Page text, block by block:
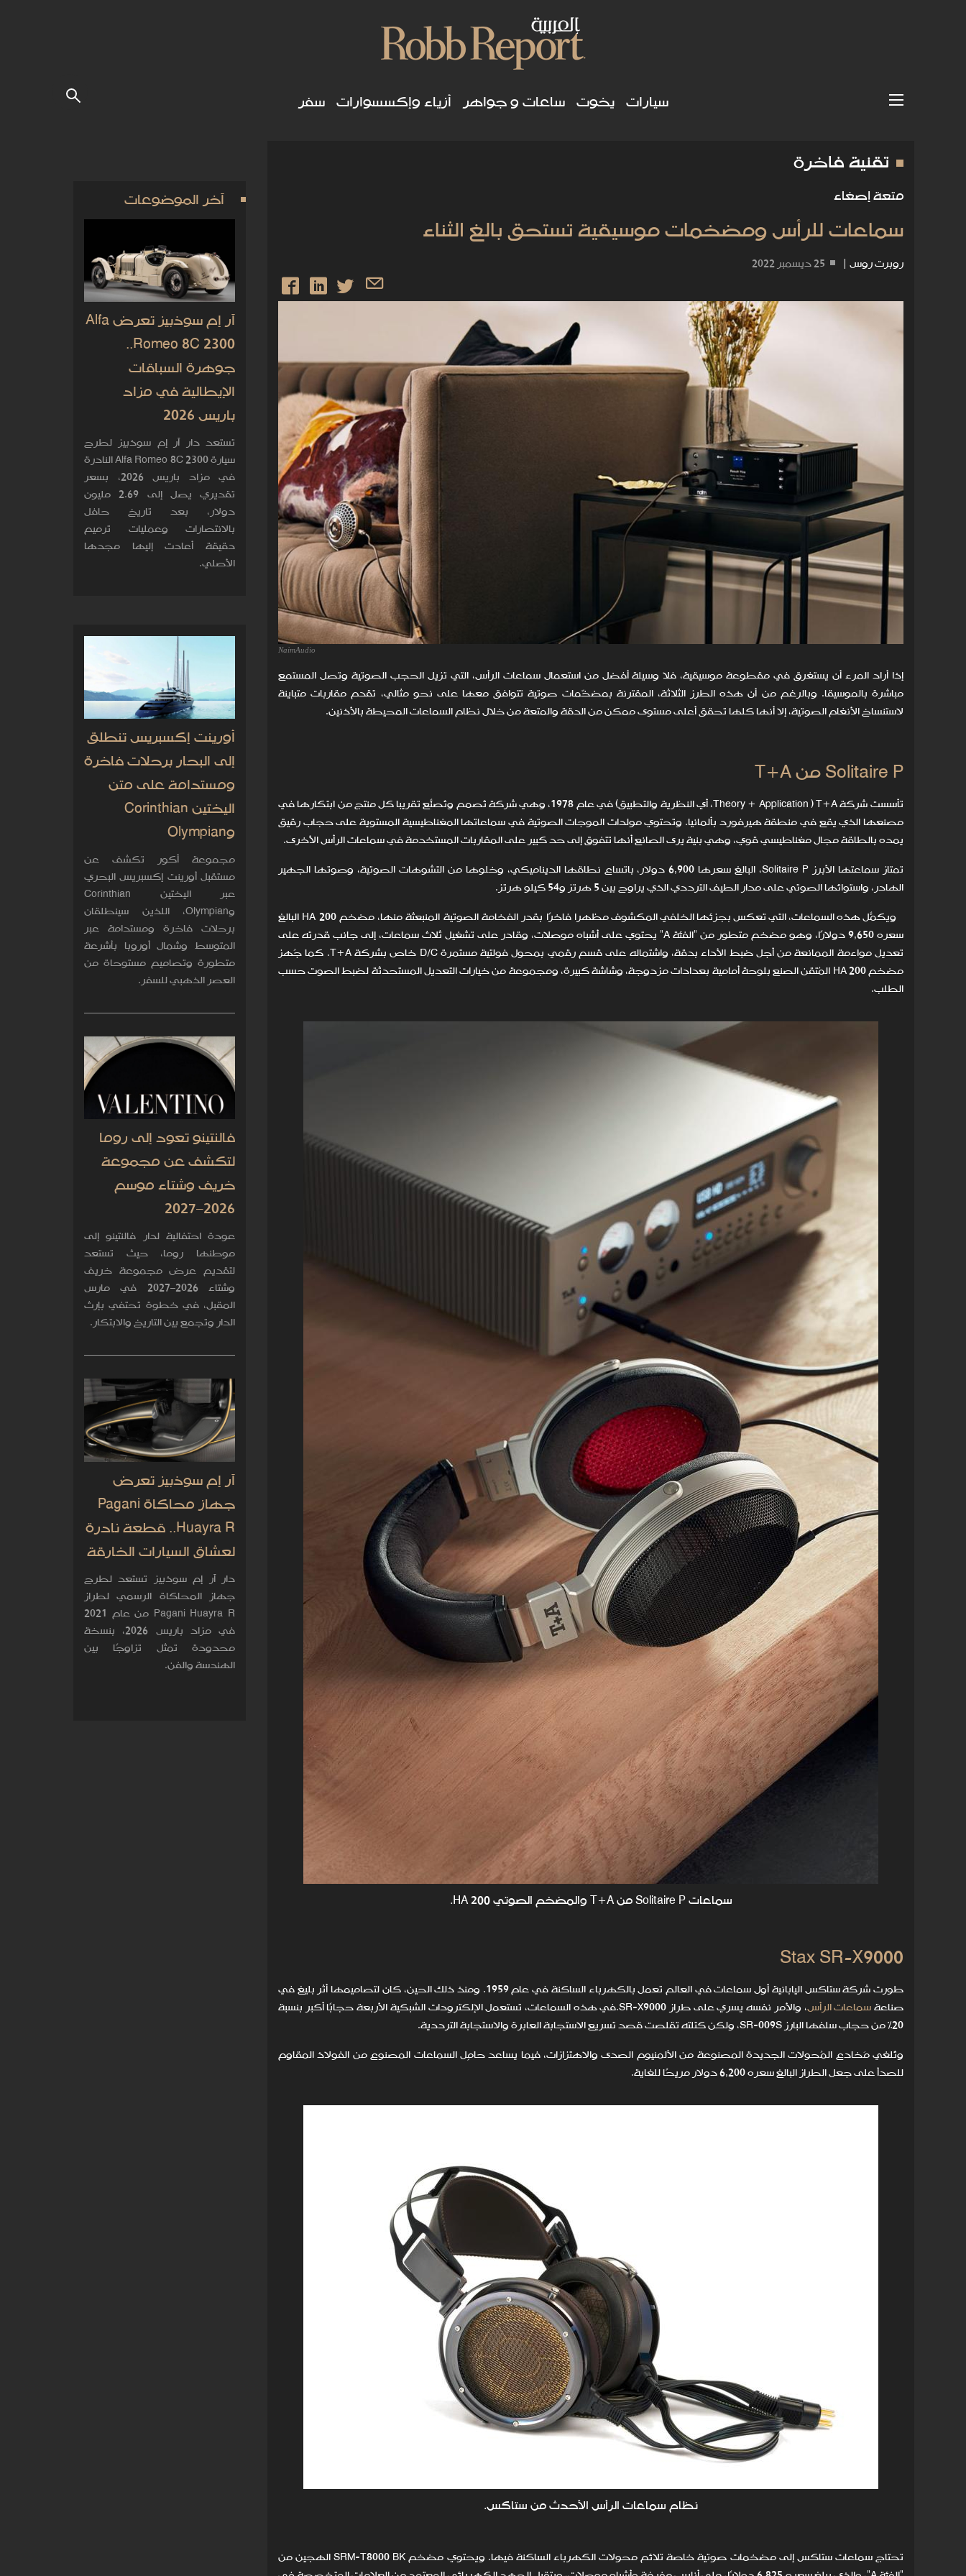
سيارات يخوت ساعات و جواهر أزياء وإكسسوارات سفر
تقنية فاخرة
متعة إصغاء
سماعات للرأس ومضخمات موسيقية تستحق بالغ الثناء
روبرت روس | 25 ديسمبر 2022
NaimAudio
إذا أراد المرء أن يستغرق في مقطوعة موسيقية، فلا وسيلة أفضل من استعمال سماعات الرأس، التي تزيل الحجب الصوتية وتصل المستمع
مباشرة بالموسيقا. وبالرغم من أن هذه الطرز الثلاثة، المقترنة بمضخّمات صوتية تتوافق معها على نحو مثالي، تقدم مقاربات متباينة
لاستنساخ الأنغام الصوتية، إلا أنها كلها تحقق أعلى مستوى ممكن من الدقة والمتعة من خلال نظام السماعات المحيطة بالأذنين.
Solitaire P من T+A
تأسست شركة T+A ( Theory + Application، أي النظرية والتطبيق) في عام 1978، وهي شركة تُصمم وتُصنّع تقريبًا كل منتج من ابتكارها في
مصنعها الذي يقع في منطقة هيرفورد بألمانيا. وتحتوي مولدات الموجات الصوتية في سماعاتها المغناطيسية المستوية على حجاب رقيق
يمده بالطاقة مجال مغناطيسي قوي، وهي بنية يرى الصانع أنها تتفوق إلى حد كبير على المقاربات المستخدمة في سماعات الرأس الأخرى.
تمتاز سماعتها الأبرز Solitaire P، البالغ سعرها 6,900 دولار، باتساع نطاقها الديناميكي، وخلوها من التشوهات الصوتية، وصوتها الجهير
الهادر، واستوائها الصوتي على مدار الطيف الترددي الذي يراوح بين 5 هرتز و54 كيلو هرتز.
ويكمّل هذه السماعات، التي تعكس بجزئها الخلفي المكشوف مظهرًا فاخرًا بقدر الفخامة الصوتية المنبعثة منها، مضخم HA 200 البالغ
سعره 9,650 دولارًا، وهو مضخم متطور من "الفئة A" يحتوي على أشباه موصلات، وقادر على تشغيل ثلاث سماعات، إلى جانب قدرته على
تعديل مواءمة الممانعة من أجل ضبط الأداء بدقة، واشتماله على قسم رقمي بمحول فولتية مستمرة D/C خاص بشركة T+A. كما جُهز
مضخم HA 200 المُتقن الصنع بلوحة أمامية بعدادات مزدوجة، وشاشة كبيرة، ومجموعة من خيارات التعديل المستحدثة لضبط الصوت حسب
الطلب.
سماعات Solitaire P من T+A والمضخم الصوتي HA 200.
Stax SR-X9000
طورت شركة ستاكس اليابانية أول سماعات في العالم تعمل بالكهرباء الساكنة في عام 1959. ومنذ ذلك الحين، كان لتصاميمها أثر بليغ في
صناعةسماعات الرأس
، والأمر نفسه يسري على طراز SR-X9000.في هذه السماعات، تستعمل الإلكترودات الشبكية الأربعة حجابًا أكبر بنسبة
20% من حجاب سلفها البارز SR-009S، ولكن كتلته تقلصت قصد تسريع الاستجابة العابرة والاستجابة الترددية.
وتُلغي مَخادع المُحولات الجديدة المصنوعة من الألمنيوم الصدى والاهتزازات، فيما يساعد حامِل السماعات المصنوع من الفولاذ المقاوم
للصدأ على جعل الطراز البالغ سعره 6,200 دولار مريحًا للغاية.
نظام سماعات الرأس الأحدث من ستاكس.
تحتاج سماعات ستاكس إلى مضخمات صوتية خاصة تلائم محولات الكهرباء الساكنة فيها. ويحتوي مضخم SRM-T8000 BK الهجين من
آخر الموضوعات
آر إم سوذبيز تعرض Alfa
Romeo 8C 2300..
جوهرة السباقات
الإيطالية في مزاد
باريس 2026
تستعد دار آر إم سوذبيز لطرح
سيارة Alfa Romeo 8C 2300 النادرة
في مزاد باريس 2026، بسعر
تقديري يصل إلى 2.69 مليون
دولار، بعد تاريخ حافل
بالانتصارات وعمليات ترميم
دقيقة أعادت إليها مجدها
الأصلي.
أورينت إكسبريس تنطلق
إلى البحار برحلات فاخرة
ومستدامة على متن
اليختين Corinthian
وOlympian
مجموعة أكور تكشف عن
مستقبل أورينت إكسبريس البحري
عبر اليختين Corinthian
وOlympian، اللذين سينطلقان
برحلات فاخرة ومستدامة عبر
المتوسط وشمال أوروبا بأشرعة
متطورة وتصاميم مستوحاة من
العصر الذهبي للسفر.
فالنتينو تعود إلى روما
لتكشف عن مجموعة
خريف وشتاء موسم
2026–2027
عودة احتفالية لدار فالنتينو إلى
موطنها روما، حيث تستعد
لتقديم عرض مجموعة خريف
وشتاء 2026–2027 في مارس
المقبل، في خطوة تحتفي بإرث
الدار وتجمع بين التاريخ والابتكار.
آر إم سوذبيز تعرض
جهاز محاكاة Pagani
Huayra R.. قطعة نادرة
لعشاق السيارات الخارقة
دار آر إم سوذبيز تستعد لطرح
جهاز المحاكاة الرسمي لطراز
Pagani Huayra R من عام 2021
في مزاد باريس 2026، بنسخة
محدودة تمثل تزاوجًا بين
الهندسة والفن.